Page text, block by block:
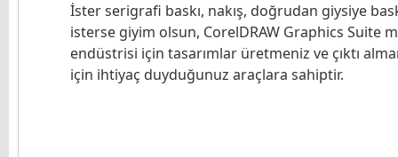
İster serigrafi baskı, nakış, doğrudan giysiye
isterse giyim olsun, CorelDRAW Graphics Suite
endüstrisi için tasarımlar üretmeniz ve çıktı
için ihtiyaç duyduğunuz araçlara sahiptir.